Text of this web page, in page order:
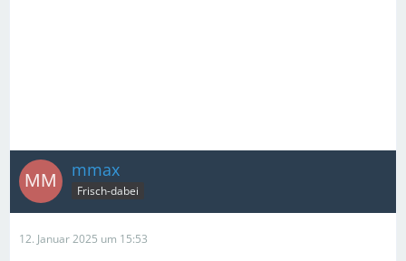
mmax
Frisch-dabei
12. Januar 2025 um 15:53